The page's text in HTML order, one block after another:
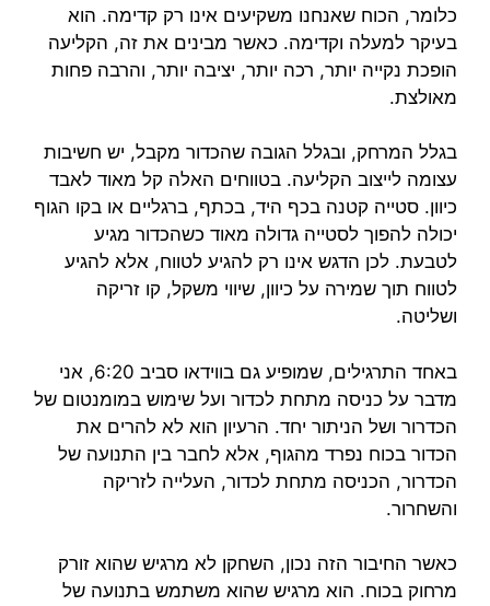
כלומר, הכוח שאנחנו משקיעים אינו רק קדימה. הוא
בעיקר למעלה וקדימה. כאשר מבינים את זה, הקליעה
הופכת נקייה יותר, רכה יותר, יציבה יותר, והרבה פחות
מאולצת.
בגלל המרחק, ובגלל הגובה שהכדור מקבל, יש חשיבות
עצומה לייצוב הקליעה. בטווחים האלה קל מאוד לאבד
כיוון. סטייה קטנה בכף היד, בכתף, ברגליים או בקו הגוף
יכולה להפוך לסטייה גדולה מאוד כשהכדור מגיע
לטבעת. לכן הדגש אינו רק להגיע לטווח, אלא להגיע
לטווח תוך שמירה על כיוון, שיווי משקל, קו זריקה
ושליטה.
באחד התרגילים, שמופיע גם בווידאו סביב 6:20, אני
מדבר על כניסה מתחת לכדור ועל שימוש במומנטום של
הכדרור ושל הניתור יחד. הרעיון הוא לא להרים את
הכדור בכוח נפרד מהגוף, אלא לחבר בין התנועה של
הכדרור, הכניסה מתחת לכדור, העלייה לזריקה
והשחרור.
כאשר החיבור הזה נכון, השחקן לא מרגיש שהוא זורק
מרחוק בכוח. הוא מרגיש שהוא משתמש בתנועה של